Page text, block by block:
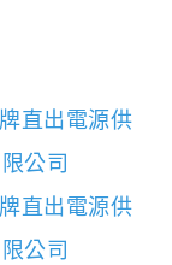
直出電源供
公司
直出電源供
公司